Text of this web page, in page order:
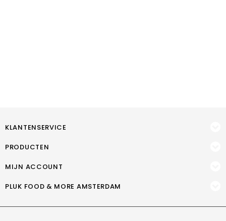
KLANTENSERVICE
PRODUCTEN
MIJN ACCOUNT
PLUK FOOD & MORE AMSTERDAM